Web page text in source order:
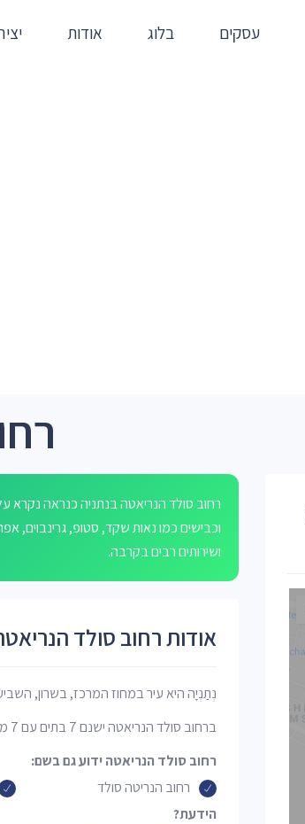
עסקים בלוג אודות
רחוב סולד הנריאטה בנתניה כנראה
ושירותים רבים בקרבה.
אודות רחוב סולד
נְתַנְיָה היא עיר במחוז המרכז, בשרון,
ברחוב סולד הנריאטה ישנם 7 בתים עם 7 מיקודים שונים.
רחוב סולד הנריאטה ידוע גם בשם:
רחוב הנריטה סולד
הידעת?